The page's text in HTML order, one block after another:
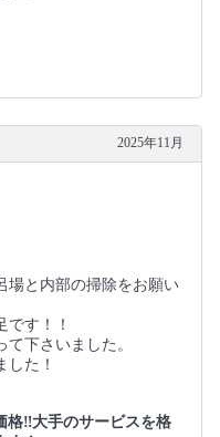
2025年11月
場と内部の掃除をお願い
す！！
下さいました。
した！
格‼️大手のサービスを格